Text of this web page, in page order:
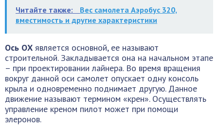
Читайте также:
Вес самолета Аэробус 320,
вместимость и другие характеристики
Ось ОХ является основной, ее называют
строительной. Закладывается она на начальном этапе
– при проектировании лайнера. Во время вращения
вокруг данной оси самолет опускает одну консоль
крыла и одновременно поднимает другую. Данное
движение называют термином «крен». Осуществлять
управление креном пилот может при помощи
элеронов.